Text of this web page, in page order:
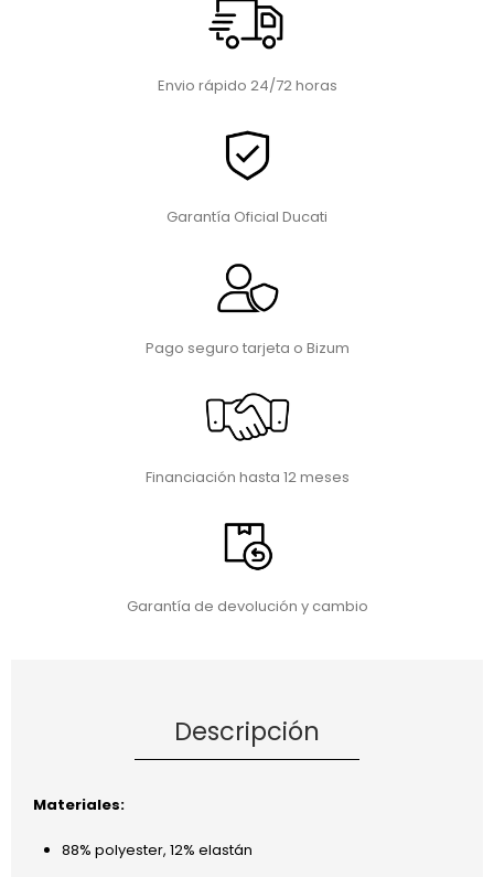
Envio rápido 24/72 horas
Garantía Oficial Ducati
Pago seguro tarjeta o Bizum
Financiación hasta 12 meses
Garantía de devolución y cambio
Descripción
Materiales:
88% polyester, 12% elastán